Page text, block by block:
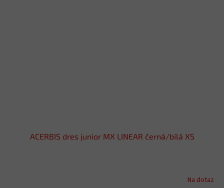
ACERBIS dres junior MX LINEAR černá/bílá XS
Na dotaz